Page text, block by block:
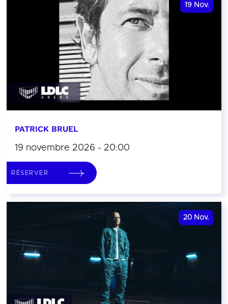
19 Nov.
PATRICK BRUEL
19 novembre 2026 - 20:00
RÉSERVER
20 Nov.